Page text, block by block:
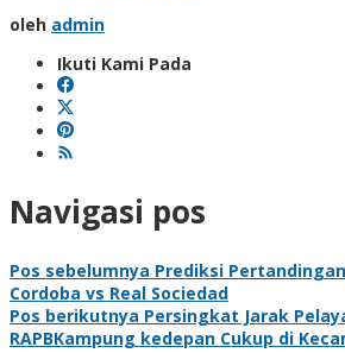
oleh admin
Ikuti Kami Pada
Navigasi pos
Pos sebelumnya Prediksi
Cordoba vs Real Sociedad
Pos berikutnya Persingkat Jarak
RAPBKampung kedepan Cukup di